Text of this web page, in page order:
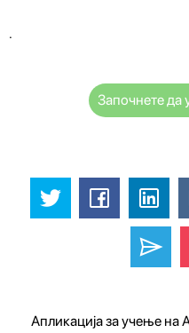
.
Започнете да
Апликација за учење на